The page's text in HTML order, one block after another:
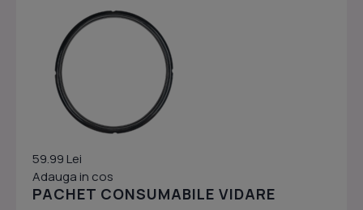
59.99 Lei
Adauga in cos
PACHET CONSUMABILE VIDARE